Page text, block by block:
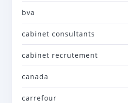
bva
cabinet consultants
cabinet recrutement
canada
carrefour